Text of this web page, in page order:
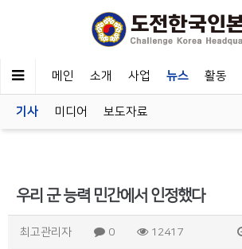
메인 소개 사업 뉴스 활동
기사 미디어 보도자료
우리 군 능력 민간에서 인정했다
최고관리자 0 12417